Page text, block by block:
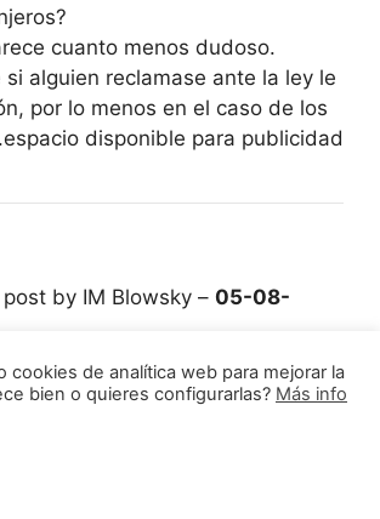
cuanto menos dudoso.
si alguien reclamase ante la ley le
por lo menos en el caso de los
disponible para publicidad
post by IM Blowsky – 05-08-
tener razón… Peor me imagino
llega el Reglamento de
de la FEDA y lo aprueba sin ni
Y claro, no me imagino al
cookies de analítica web para mejorar la
bien o quieres configurarlas? Más info